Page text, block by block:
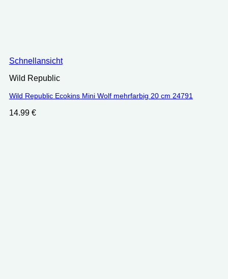
Schnellansicht
Wild Republic
Wild Republic Ecokins Mini Wolf mehrfarbig 20 cm 24791
14.99 €